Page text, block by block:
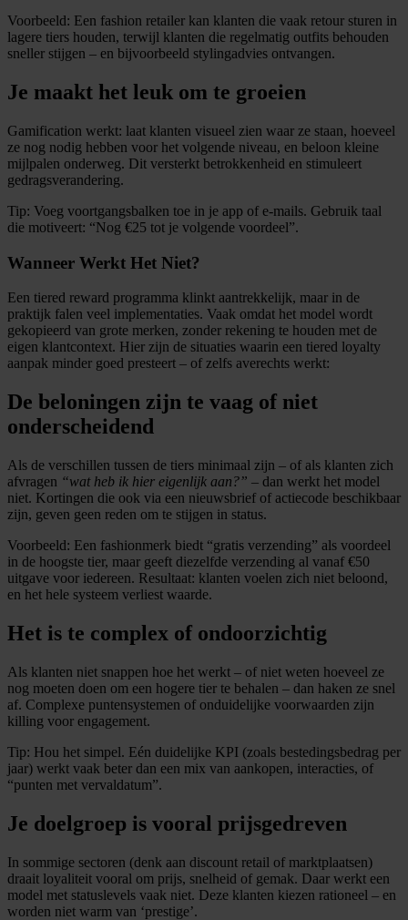
Voorbeeld: Een fashion retailer kan klanten die vaak retour sturen in
lagere tiers houden, terwijl klanten die regelmatig outfits behouden
sneller stijgen – en bijvoorbeeld stylingadvies ontvangen.
Je maakt het leuk om te groeien
Gamification werkt: laat klanten visueel zien waar ze staan, hoeveel
ze nog nodig hebben voor het volgende niveau, en beloon kleine
mijlpalen onderweg. Dit versterkt betrokkenheid en stimuleert
gedragsverandering.
Tip: Voeg voortgangsbalken toe in je app of e-mails. Gebruik taal
die motiveert: “Nog €25 tot je volgende voordeel”.
Wanneer Werkt Het Niet?
Een tiered reward programma klinkt aantrekkelijk, maar in de
praktijk falen veel implementaties. Vaak omdat het model wordt
gekopieerd van grote merken, zonder rekening te houden met de
eigen klantcontext. Hier zijn de situaties waarin een tiered loyalty
aanpak minder goed presteert – of zelfs averechts werkt:
De beloningen zijn te vaag of niet
onderscheidend
Als de verschillen tussen de tiers minimaal zijn – of als klanten zich
afvragen “wat heb ik hier eigenlijk aan?” – dan werkt het model
niet. Kortingen die ook via een nieuwsbrief of actiecode beschikbaar
zijn, geven geen reden om te stijgen in status.
Voorbeeld: Een fashionmerk biedt “gratis verzending” als voordeel
in de hoogste tier, maar geeft diezelfde verzending al vanaf €50
uitgave voor iedereen. Resultaat: klanten voelen zich niet beloond,
en het hele systeem verliest waarde.
Het is te complex of ondoorzichtig
Als klanten niet snappen hoe het werkt – of niet weten hoeveel ze
nog moeten doen om een hogere tier te behalen – dan haken ze snel
af. Complexe puntensystemen of onduidelijke voorwaarden zijn
killing voor engagement.
Tip: Hou het simpel. Eén duidelijke KPI (zoals bestedingsbedrag per
jaar) werkt vaak beter dan een mix van aankopen, interacties, of
“punten met vervaldatum”.
Je doelgroep is vooral prijsgedreven
In sommige sectoren (denk aan discount retail of marktplaatsen)
draait loyaliteit vooral om prijs, snelheid of gemak. Daar werkt een
model met statuslevels vaak niet. Deze klanten kiezen rationeel – en
worden niet warm van ‘prestige’.